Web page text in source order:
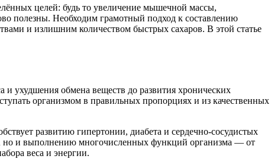
целей: будь то увеличение мышечной массы,
полезны. Необходим грамотный подход к составлению
и излишним количеством быстрых сахаров. В этой статье
и ухудшения обмена веществ до развития хронических
организмом в правильных пропорциях и из качественных
развитию гипертонии, диабета и сердечно-сосудистых
но и выполнению многочисленных функций организма — от
веса и энергии.